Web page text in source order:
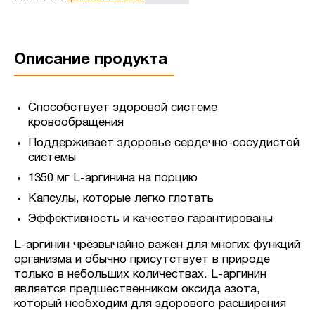
Описание продукта
Способствует здоровой системе
кровообращения
Поддерживает здоровье сердечно-сосудистой
системы
1350 мг L-аргинина на порцию
Капсулы, которые легко глотать
Эффективность и качество гарантированы
L-аргинин чрезвычайно важен для многих функций
организма и обычно присутствует в природе
только в небольших количествах. L-аргинин
является предшественником оксида азота,
который необходим для здорового расширения